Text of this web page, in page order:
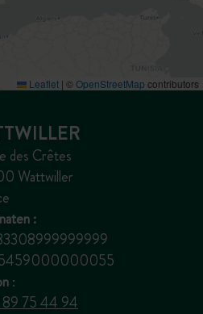
Leaflet | ©OpenStreetMap contributors
des Crêtes
Wattwiller
:
:
89 75 44 94